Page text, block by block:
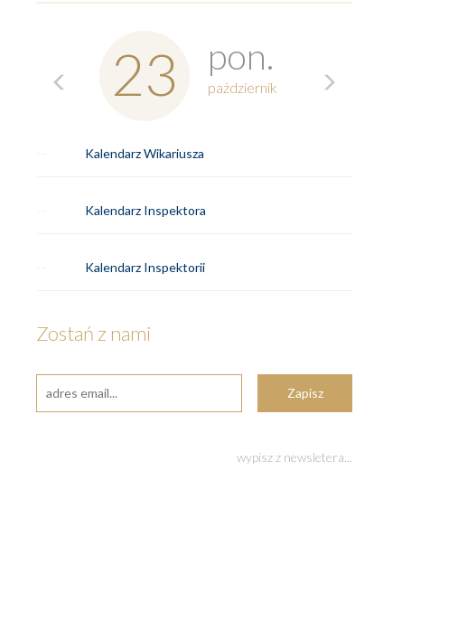
23 pon.
październik
Kalendarz Wikariusza
Kalendarz Inspektora
Kalendarz Inspektorii
Zostań z nami
wypisz z newsletera...